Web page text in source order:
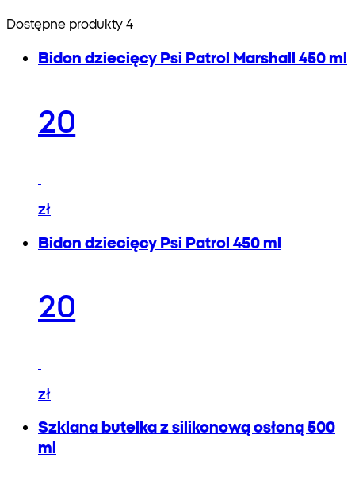
Dostępne produkty 4
Bidon dziecięcy Psi Patrol Marshall 450 ml
20
zł
Bidon dziecięcy Psi Patrol 450 ml
20
zł
Szklana butelka z silikonową osłoną 500
ml